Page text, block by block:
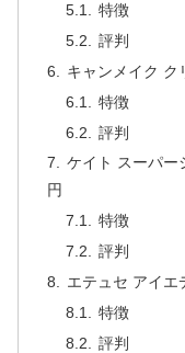
特徴
評判
キャンメイク
特徴
評判
ケイト スーパ
円
特徴
評判
エテュセ アイ
特徴
評判